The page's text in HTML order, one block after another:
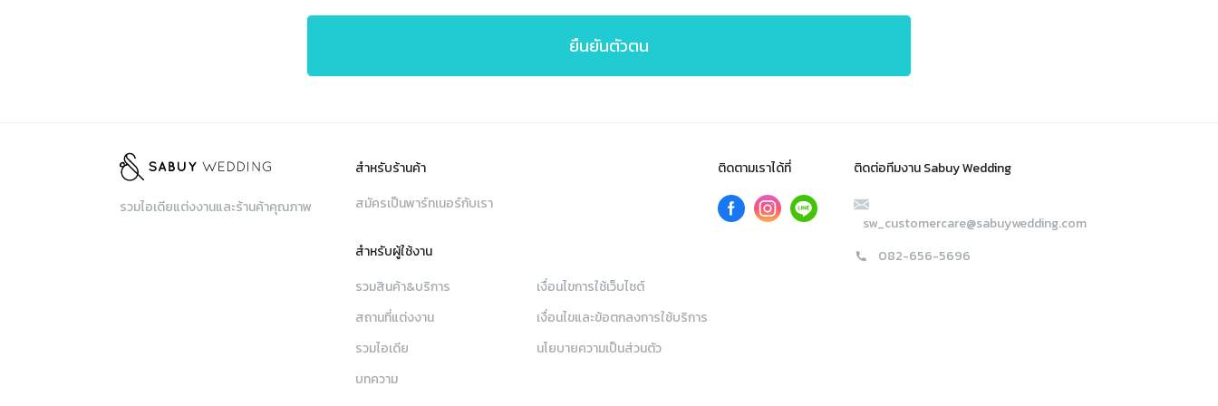
ยืนยันตัวตน
รวมไอเดียแต่งงานและร้านค้าคุณภาพ
สำหรับร้านค้า
สมัครเป็นพาร์ทเนอร์กับเรา
สำหรับผู้ใช้งาน
รวมสินค้า&บริการ
สถานที่แต่งงาน
รวมไอเดีย
บทความ
เงื่อนไขการใช้เว็บไซต์
เงื่อนไขและข้อตกลงการใช้บริการ
นโยบายความเป็นส่วนตัว
ติดตามเราได้ที่ ติดต่อทีมงาน Sabuy Wedding
sw_customercare@sabuywedding.com
082-656-5696